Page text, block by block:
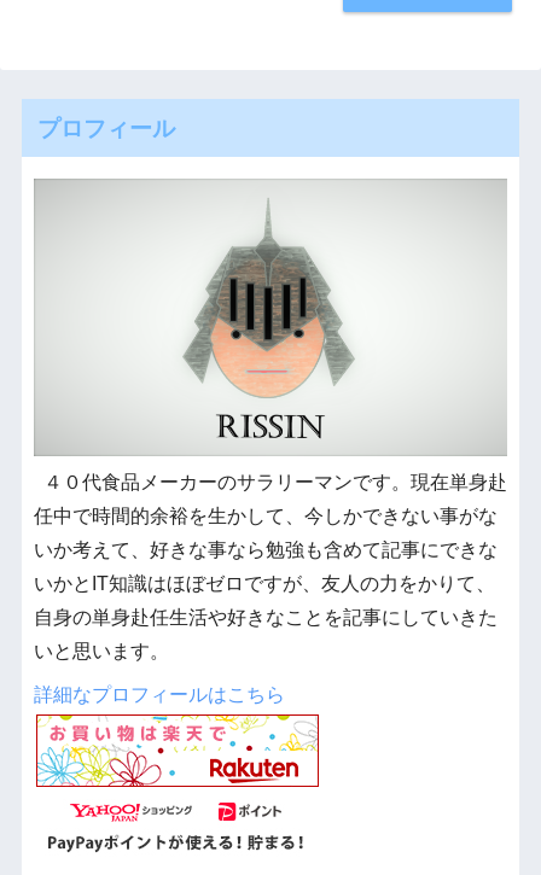
プロフィール
４０代食品メーカーのサラリーマンです。現在単身赴
任中で時間的余裕を生かして、今しかできない事がな
いか考えて、好きな事なら勉強も含めて記事にできな
いかとIT知識はほぼゼロですが、友人の力をかりて、
自身の単身赴任生活や好きなことを記事にしていきた
いと思います。
詳細なプロフィールはこちら